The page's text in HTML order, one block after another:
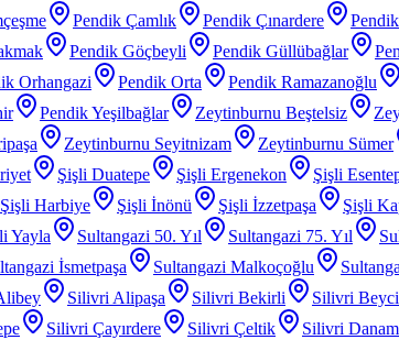
Pendik Çamlık Pendik Çınardere
Pendik Göçbeyli Pendik Güllübağlar
Orhangazi Pendik Orta Pendik Ramazanoğlu
Pendik Yeşilbağlar Zeytinburnu Beştelsiz
Zeytinburnu Seyitnizam Zeytinburnu Sümer
Şişli Duatepe Şişli Ergenekon Şişli
Şişli Harbiye Şişli İnönü Şişli İzzetpaşa Şişli
Yayla Sultangazi 50. Yıl Sultangazi 75. Yıl
İsmetpaşa Sultangazi Malkoçoğlu
Silivri Alipaşa Silivri Bekirli Silivri
Silivri Çayırdere Silivri Çeltik Silivri